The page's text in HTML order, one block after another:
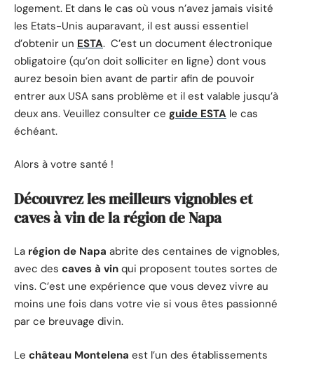
logement. Et dans le cas où vous n’avez jamais visité
les Etats-Unis auparavant, il est aussi essentiel
d’obtenir un ESTA. C’est un document électronique
obligatoire (qu’on doit solliciter en ligne) dont vous
aurez besoin bien avant de partir afin de pouvoir
entrer aux USA sans problème et il est valable jusqu’à
deux ans. Veuillez consulter ce guide ESTA le cas
échéant.
Alors à votre santé !
Découvrez les meilleurs vignobles et
caves à vin de la région de Napa
La région de Napa abrite des centaines de vignobles,
avec des caves à vin qui proposent toutes sortes de
vins. C’est une expérience que vous devez vivre au
moins une fois dans votre vie si vous êtes passionné
par ce breuvage divin.
Le château Montelena est l’un des établissements